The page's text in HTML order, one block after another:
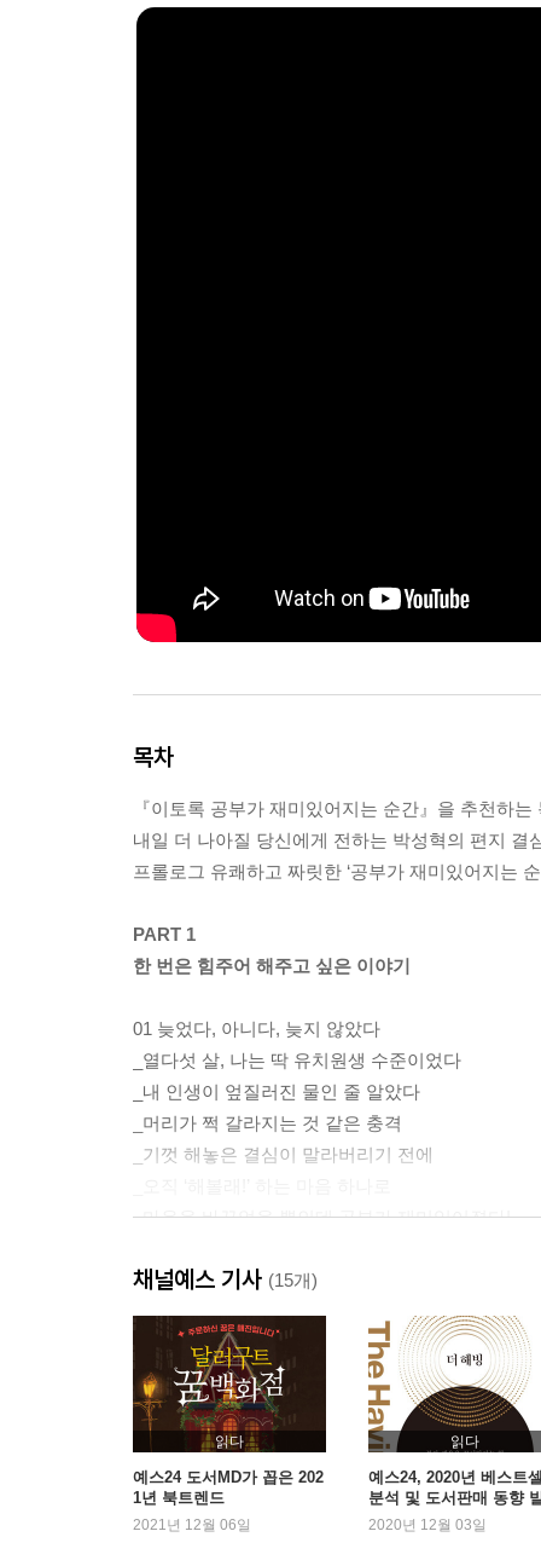
목차
『이토록 공부가 재미있어지는 순간』을 추천하는
내일 더 나아질 당신에게 전하는 박성혁의 편지 결
프롤로그 유쾌하고 짜릿한 ‘공부가 재미있어지는
PART 1
한 번은 힘주어 해주고 싶은 이야기
01 늦었다, 아니다, 늦지 않았다
_열다섯 살, 나는 딱 유치원생 수준이었다
_내 인생이 엎질러진 물인 줄 알았다
_머리가 쩍 갈라지는 것 같은 충격
_기껏 해놓은 결심이 말라버리기 전에
_마음을 바꾸었을 뿐인데 공부가 재미있어졌다!
PART 2
마음을 다지는 순간, 공부는 재미있어진다
02 내 인생은 오직 한 번뿐이기 때문에
_공부하지 않기에는 내 인생에게 미안하니까
_공부는 내 마음을 한 뼘씩 성장시킨다
_꿈, 목표, 그리고 욕망은 각각 다르다
Beyond Story ‘뿌리의 시절’을 기꺼이 받아들이는
채널예스 기사 (15개)
읽다
예스24 도서MD가 꼽은 202
1년 북트렌드
2021년 12월 06일
읽다
예스24, 2020년 베스트
분석 및 도서판매 동향
2020년 12월 03일